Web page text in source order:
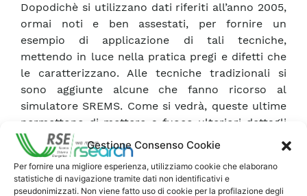
Gestione Consenso Cookie
Per fornire una migliore esperienza, utilizziamo cookie che elaborano
statistiche di navigazione tramite dati non identificativi e
pseudonimizzati. Non viene fatto uso di cookie per la profilazione degli
Dopodichè si utilizzano dati riferiti all’anno 2005,
ormai noti e ben assestati, per fornire un
esempio di applicazione di tali tecniche,
mettendo in luce nella pratica pregi e difetti che
le caratterizzano. Alle tecniche tradizionali si
sono aggiunte alcune che fanno ricorso al
simulatore SREMS. Come si vedrà, queste ultime
permettono di mettere a fuoco ulteriori dettagli
ed arrivare a conclusioni che difficilmente
potrebbero trarre senza l’ausilio di strumenti di
simulazione.